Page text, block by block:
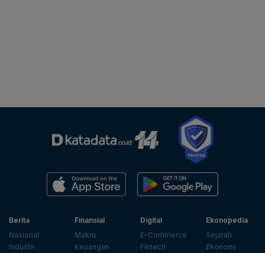
Berita
Nasional
Industri
Finansial
Makro
Keuangan
Digital
E-Commerce
Fintech
Ekonopedia
Sejarah
Ekonomi